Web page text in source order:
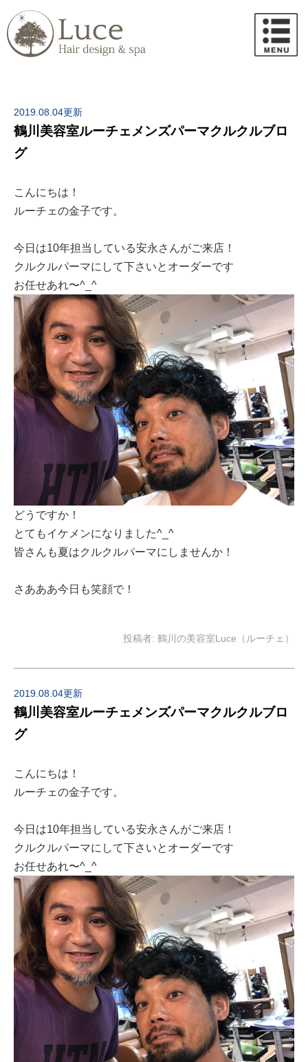
2019.08.04更新
鶴川美容室ルーチェメンズパーマクルクルブロ
グ
こんにちは！
ルーチェの金子です。
今日は10年担当している安永さんがご来店！
クルクルパーマにして下さいとオーダーです
お任せあれ〜^_^
どうですか！
とてもイケメンになりました^_^
皆さんも夏はクルクルパーマにしませんか！
さあああ今日も笑顔で！
投稿者: 鶴川の美容室Luce（ルーチェ）
2019.08.04更新
鶴川美容室ルーチェメンズパーマクルクルブロ
グ
こんにちは！
ルーチェの金子です。
今日は10年担当している安永さんがご来店！
クルクルパーマにして下さいとオーダーです
お任せあれ〜^_^